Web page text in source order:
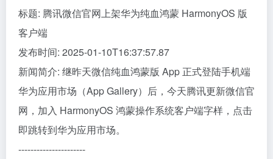
标题: 腾讯微信官网上架华为纯血鸿蒙 HarmonyOS 版
客户端
发布时间: 2025-01-10T16:37:57.87
新闻简介: 继昨天微信纯血鸿蒙版 App 正式登陆手机端
华为应用市场（App Gallery）后，今天腾讯更新微信官
网，加入 HarmonyOS 鸿蒙操作系统客户端字样，点击
即跳转到华为应用市场。
----------------------